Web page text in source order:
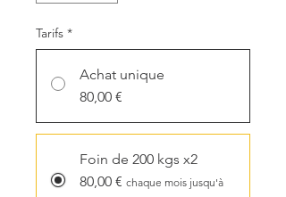
Tarifs *
Achat unique
80,00 €
Foin de 200 kgs x2
80,00 € chaque mois jusqu'à